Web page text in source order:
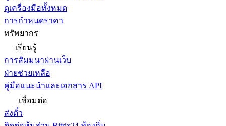
ดูเครื่องมือทั้งหมด
การกำหนดราคา
ทรัพยากร
เรียนรู้
การสัมมนาผ่านเว็บ
ฝ่ายช่วยเหลือ
คู่มือแนะนำและเอกสาร API
เชื่อมต่อ
ส่งตั๋ว